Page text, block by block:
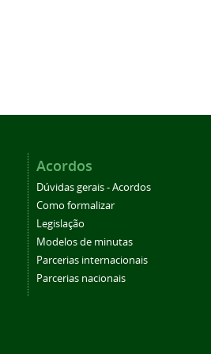
Acordos
Dúvidas gerais - Acordos
Como formalizar
Legislação
Modelos de minutas
Parcerias internacionais
Parcerias nacionais